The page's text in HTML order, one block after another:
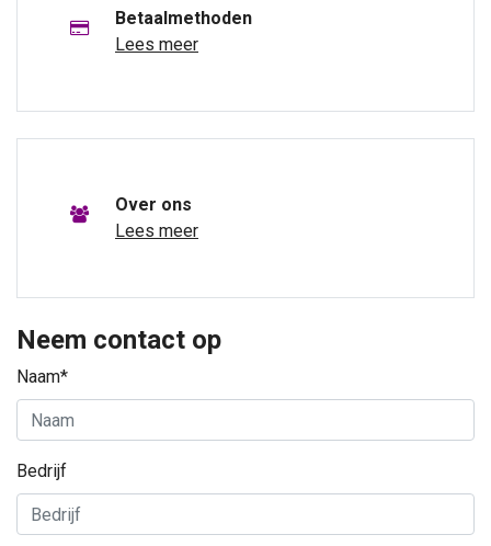
Betaalmethoden
Lees meer
Over ons
Lees meer
Neem contact op
Naam*
Bedrijf